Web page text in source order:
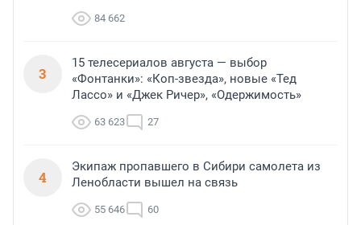
84 662
3
15 телесериалов августа — выбор
«Фонтанки»: «Коп-звезда», новые «Тед
Лассо» и «Джек Ричер», «Одержимость»
63 623 27
4
Экипаж пропавшего в Сибири самолета из
Ленобласти вышел на связь
55 646 60